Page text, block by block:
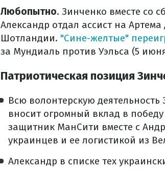
Любопытно. Зинченко вместе со
Александр отдал ассист на
Шотландии. "Сине-желтые"
за Мундиаль против Уэльса (5
Патриотическая позиция
Всю волонтерскую
вносит огромный вклад в
защитник МанСити вместе с
украинцев и ее логистикой из
Александр в списке тех